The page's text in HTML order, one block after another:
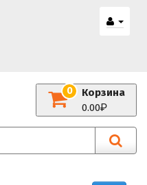
Корзина
0
0.00